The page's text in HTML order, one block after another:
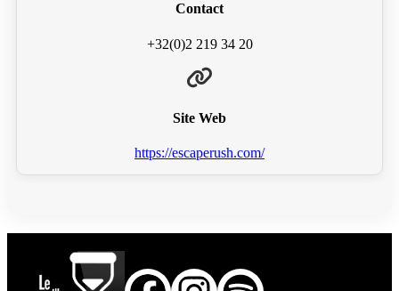
Contact
+32(0)2 219 34 20
Site Web
https://escaperush.com/